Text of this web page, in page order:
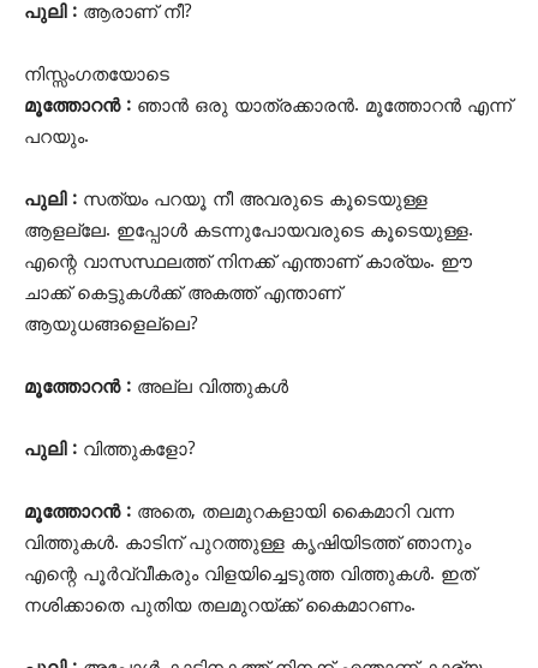
പുലി : ആരാണ് നീ?
നിസ്സംഗതയോടെ
മൂത്തോറൻ : ഞാൻ ഒരു യാത്രക്കാരൻ. മൂത്തോറൻ എന്ന്
പറയും.
പുലി : സത്യം പറയൂ നീ അവരുടെ കൂടെയുള്ള
ആളല്ലേ. ഇപ്പോൾ കടന്നുപോയവരുടെ കൂടെയുള്ള.
എന്റെ വാസസ്ഥലത്ത് നിനക്ക് എന്താണ് കാര്യം. ഈ
ചാക്ക് കെട്ടുകൾക്ക് അകത്ത് എന്താണ്
ആയുധങ്ങളെല്ലെ?
മൂത്തോറൻ : അല്ല വിത്തുകൾ
പുലി : വിത്തുകളോ?
മൂത്തോറൻ : അതെ, തലമുറകളായി കൈമാറി വന്ന
വിത്തുകൾ. കാടിന് പുറത്തുള്ള കൃഷിയിടത്ത് ഞാനും
എന്റെ പൂർവ്വീകരും വിളയിച്ചെടുത്ത വിത്തുകൾ. ഇത്
നശിക്കാതെ പുതിയ തലമുറയ്ക്ക് കൈമാറണം.